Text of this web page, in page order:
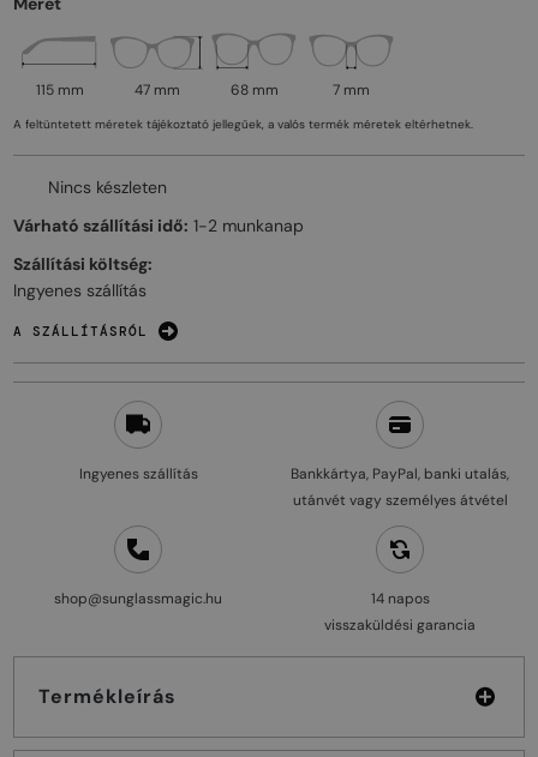
Ingyenes szállítás
Bankkártya, PayPal, banki utalás,
utánvét vagy személyes átvétel
shop@sunglassmagic.hu
14 napos
visszaküldési garancia
Termékleírás
115 mm 47 mm 68 mm 7 mm
A feltüntetett méretek tájékoztató jellegűek, a valós termék méretek eltérhetnek.
Nincs készleten
Várható szállítási idő: 1-2 munkanap
Szállítási költség:
Ingyenes szállítás
A SZÁLLÍTÁSRÓL